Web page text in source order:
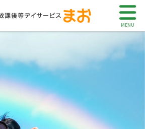
こんなお悩み アクセス 事業所について
MENU